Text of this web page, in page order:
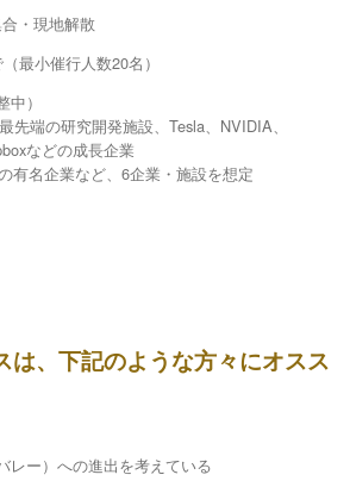
・現地解散
最小催行人数20名）
）
先端の研究開発施設、Tesla、NVIDIA、
などの成長企業
有名企業など、6企業・施設を想定
は、下記のような方々にオスス
レー）への進出を考えている